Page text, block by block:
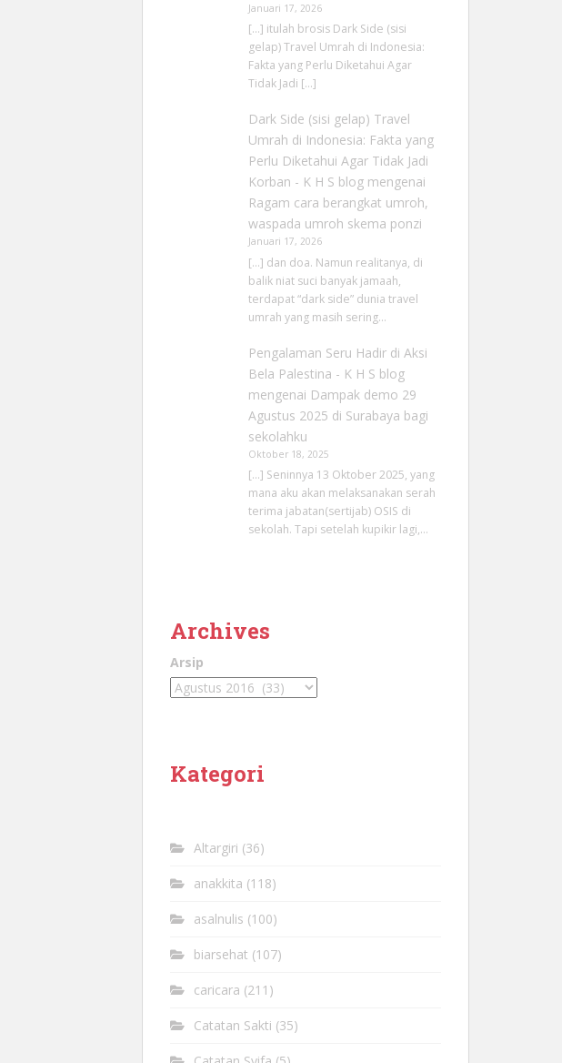
Januari 17, 2026
[…] itulah brosis Dark Side (sisi
gelap) Travel Umrah di Indonesia:
Fakta yang Perlu Diketahui Agar
Tidak Jadi […]
Dark Side (sisi gelap) Travel
Umrah di Indonesia: Fakta yang
Perlu Diketahui Agar Tidak Jadi
Korban - K H S blogmengenai
Ragam cara berangkat umroh,
waspada umroh skema ponzi
Januari 17, 2026
[…] dan doa. Namun realitanya, di
balik niat suci banyak jamaah,
terdapat “dark side” dunia travel
umrah yang masih sering…
Pengalaman Seru Hadir di Aksi
Bela Palestina - K H S blog
mengenai Dampak demo 29
Agustus 2025 di Surabaya bagi
sekolahku
Oktober 18, 2025
[…] Seninnya 13 Oktober 2025, yang
mana aku akan melaksanakan serah
terima jabatan(sertijab) OSIS di
sekolah. Tapi setelah kupikir lagi,…
Archives
Arsip
Kategori
Altargiri (36)
anakkita (118)
asalnulis (100)
biarsehat (107)
caricara (211)
Catatan Sakti (35)